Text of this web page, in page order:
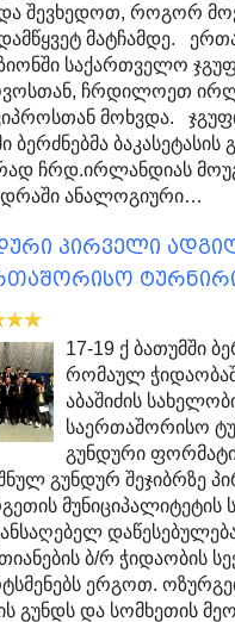
შევხედოთ, როგორ
მატჩამდე.
საქართველო
ჩრდილოეთ
მოხვდა.
ბერძნებმა
ჩრდ.ირლანდიას
ანალოგიური…
პირველი
17-19 ქ ბათუმში
რომაულ
აბაშიძის
საერთაშორისო
გუნდური
გუნდურ შეჯიბრზე
ბ/რ ჭიდაობის
ერგოთ.
გუნდს და სომხეთის